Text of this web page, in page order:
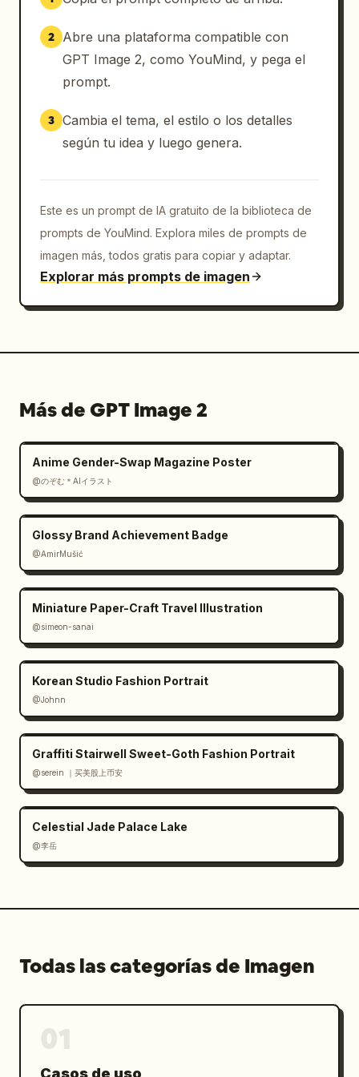
moderna. Mantén un equilibrio limpio entre la
visibilidad del sujeto y la complejidad
decorativa para que el póster siga
sintiéndose premium y con una dirección
artística profesional. El resultado final
de moda internacional con un fuerte carácter
editorial urbano, texturas ultra detalladas,
cinematográfica y una narrativa visual
2
Abre una plataforma compatible con
GPT Image 2, como YouMind, y pega el
prompt.
3 Cambia el tema, el estilo o los detalles
según tu idea y luego genera.
Este es un prompt de IA gratuito de la biblioteca de
prompts de YouMind. Explora miles de prompts de
imagen más, todos gratis para copiar y adaptar.
Explorar más prompts de imagen
Más de GPT Image 2
Anime Gender-Swap Magazine Poster
@のぞむ＊AIイラスト
Glossy Brand Achievement Badge
@AmirMušić
Miniature Paper-Craft Travel Illustration
@simeon-sanai
Korean Studio Fashion Portrait
@Johnn
Graffiti Stairwell Sweet-Goth Fashion Portrait
@serein ｜买美股上币安
Celestial Jade Palace Lake
@李岳
Todas las categorías de Imagen
Casos de uso